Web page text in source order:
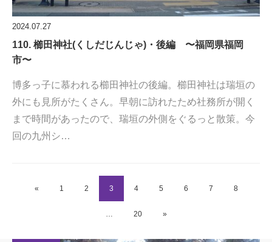
2024.07.27
110. 櫛田神社(くしだじんじゃ)・後編 〜福岡県福岡
市〜
博多っ子に慕われる櫛田神社の後編。櫛田神社は瑞垣の
外にも見所がたくさん。早朝に訪れたため社務所が開く
まで時間があったので、瑞垣の外側をぐるっと散策。今
回の九州シ…
« 1 2 3 4 5 6 7 8
… 20 »